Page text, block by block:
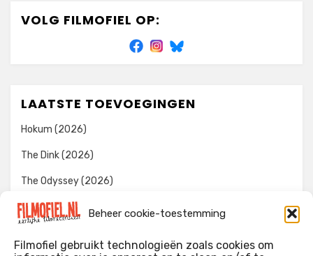
Beheer cookie-toestemming
Filmofiel gebruikt technologieën zoals cookies om
VOLG FILMOFIEL OP:
LAATSTE TOEVOEGINGEN
Hokum (2026)
The Dink (2026)
The Odyssey (2026)
Evil Dead Burn (2026)